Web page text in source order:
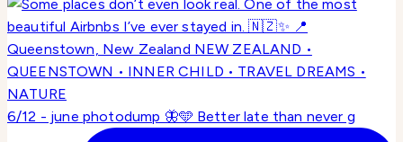
6/12 - june photodump 🦋🩵 Better late than never g